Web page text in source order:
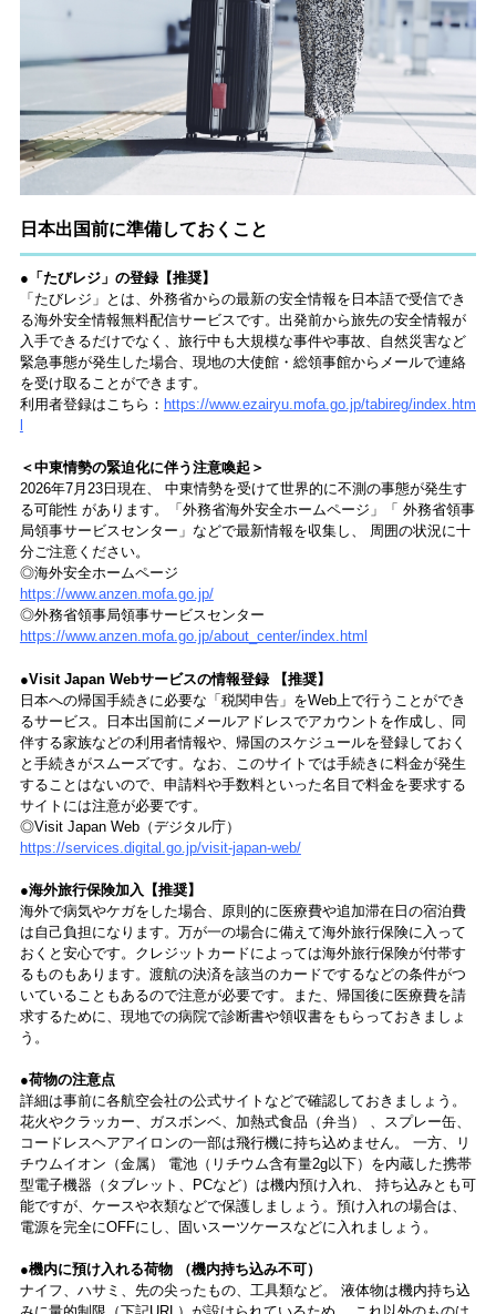
日本出国前に準備しておくこと
●「たびレジ」の登録【推奨】
「たびレジ」とは、外務省からの最新の安全情報を日本語で受信でき
る海外安全情報無料配信サービスです。出発前から旅先の安全情報が
入手できるだけでなく、旅行中も大規模な事件や事故、自然災害など
緊急事態が発生した場合、現地の大使館・総領事館からメールで連絡
を受け取ることができます。
利用者登録はこちら： https://www.ezairyu.mofa.go.jp/tabireg/index.htm
＜中東情勢の緊迫化に伴う注意喚起＞
2026年7月23日現在、 中東情勢を受けて世界的に不測の事態が発生す
る可能性 があります。「外務省海外安全ホームページ」「 外務省領事
局領事サービスセンター」などで最新情報を収集し、 周囲の状況に十
分ご注意ください。
◎海外安全ホームページ
https://www.anzen.mofa.go.jp/
◎外務省領事局領事サービスセンター
https://www.anzen.mofa.go.jp/about_center/index.html
●Visit Japan Webサービスの情報登録 【推奨】
日本への帰国手続きに必要な「税関申告」をWeb上で行うことができ
るサービス。日本出国前にメールアドレスでアカウントを作成し、同
伴する家族などの利用者情報や、帰国のスケジュールを登録しておく
と手続きがスムーズです。なお、このサイトでは手続きに料金が発生
することはないので、申請料や手数料といった名目で料金を要求する
サイトには注意が必要です。
◎Visit Japan Web（デジタル庁）
https://services.digital.go.jp/visit-japan-web/
●海外旅行保険加入【推奨】
海外で病気やケガをした場合、原則的に医療費や追加滞在日の宿泊費
は自己負担になります。万が一の場合に備えて海外旅行保険に入って
おくと安心です。クレジットカードによっては海外旅行保険が付帯す
るものもあります。渡航の決済を該当のカードでするなどの条件がつ
いていることもあるので注意が必要です。また、帰国後に医療費を請
求するために、現地での病院で診断書や領収書をもらっておきましょ
う。
●荷物の注意点
詳細は事前に各航空会社の公式サイトなどで確認しておきましょう。
花火やクラッカー、ガスボンベ、加熱式食品（弁当） 、スプレー缶、
コードレスヘアアイロンの一部は飛行機に持ち込めません。 一方、リ
チウムイオン（金属） 電池（リチウム含有量2g以下）を内蔵した携帯
型電子機器（タブレット、PCなど）は機内預け入れ、 持ち込みとも可
能ですが、ケースや衣類などで保護しましょう。預け入れの場合は、
電源を完全にOFFにし、固いスーツケースなどに入れましょう。
●機内に預け入れる荷物 （機内持ち込み不可）
ナイフ、ハサミ、先の尖ったもの、工具類など。 液体物は機内持ち込